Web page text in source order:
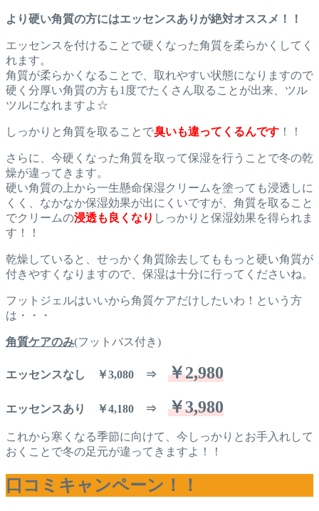
より硬い角質の方にはエッセンスありが絶対オススメ！！
エッセンスを付けることで硬くなった角質を柔らかくしてく
れます。
角質が柔らかくなることで、取れやすい状態になりますので
硬く分厚い角質の方も1度でたくさん取ることが出来、ツル
ツルになれますよ☆
しっかりと角質を取ることで臭いも違ってくるんです ！！
さらに、今硬くなった角質を取って保湿を行うことで冬の乾
燥が違ってきます。
硬い角質の上から一生懸命保湿クリームを塗っても浸透しに
くく、なかなか保湿効果が出にくいですが、角質を取ること
でクリームの浸透も良くなり しっかりと保湿効果を得られま
す！！
乾燥していると、せっかく角質除去してももっと硬い角質が
付きやすくなりますので、保湿は十分に行ってくださいね。
フットジェルはいいから角質ケアだけしたいわ！という方
は・・・
角質ケアのみ(フットバス付き)
エッセンスなし ￥3,080 ⇒ ￥2,980
エッセンスあり ￥4,180 ⇒ ￥3,980
これから寒くなる季節に向けて、今しっかりとお手入れして
おくことで冬の足元が違ってきますよ！！
口コミキャンペーン！！